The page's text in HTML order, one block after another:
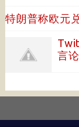
特朗普称欧元
言论